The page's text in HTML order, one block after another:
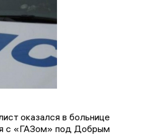
оказался в больнице
с «ГАЗом» под Добрым